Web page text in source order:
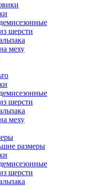
шерсти
меху
шерсти
меху
размеры
шерсти